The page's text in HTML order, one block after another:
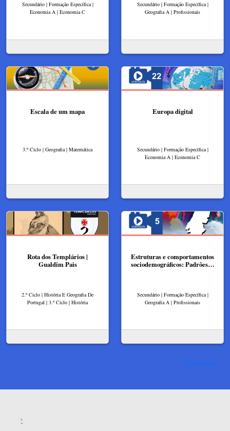
Secundário | Formação Específica |
Economia A | Economia C
Secundário | Formação Específica |
Geografia A | Profissionais
Escala de um mapa
3.º Ciclo | Geografia | Matemática
Europa digital
Secundário | Formação Específica |
Economia A | Economia C
Rota dos Templários |
Gualdim Pais
2.º Ciclo | História E Geografia De
Portugal | 3.º Ciclo | História
Estruturas e comportamentos
sociodemográficos: Padrões…
Secundário | Formação Específica |
Geografia A | Profissionais
Ver mais